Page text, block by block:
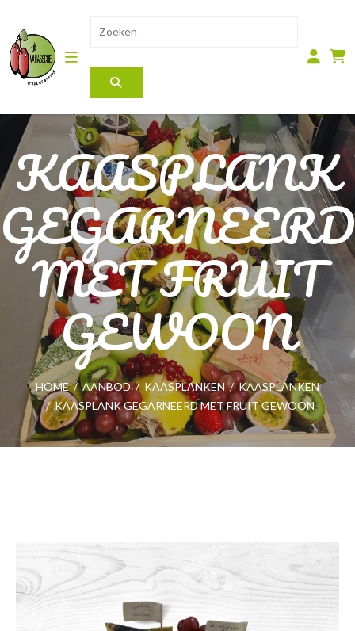
KAASPLANK
GEGARNEERD
MET FRUIT
GEWOON
HOME / AANBOD / KAASPLANKEN / KAASPLANKEN
/ KAASPLANK GEGARNEERD MET FRUIT GEWOON